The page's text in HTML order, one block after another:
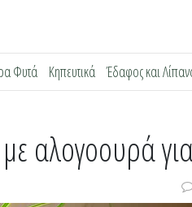
Φυτά Κηπευτικά Έδαφος και
αλογοουρά